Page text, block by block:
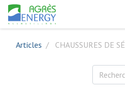
Articles CHAUSSURES DE